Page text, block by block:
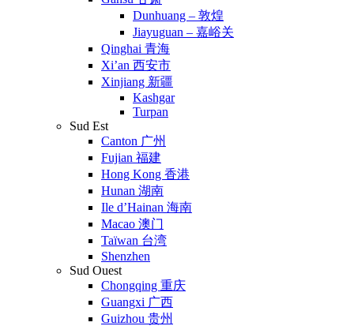
Dunhuang – 敦煌
Jiayuguan – 嘉峪关
Qinghai 青海
Xi’an 西安市
Xinjiang 新疆
Kashgar
Turpan
Sud Est
Canton 广州
Fujian 福建
Hong Kong 香港
Hunan 湖南
Ile d’Hainan 海南
Macao 澳门
Taïwan 台湾
Shenzhen
Sud Ouest
Chongqing 重庆
Guangxi 广西
Guizhou 贵州